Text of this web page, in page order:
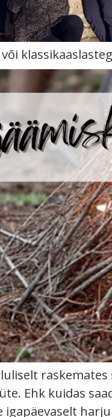
Ehk kuidas
igapäevaselt